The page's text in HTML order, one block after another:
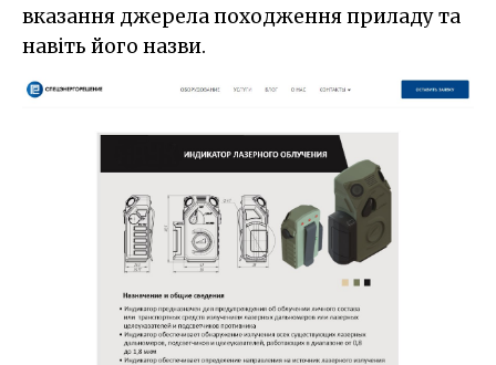
вказання джерела походження приладу та
навіть його назви.